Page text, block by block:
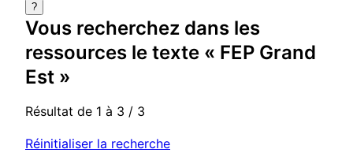
?
Vous recherchez dans les
ressources le texte « FEP Grand
Est »
Résultat de 1 à 3 / 3
Réinitialiser la recherche